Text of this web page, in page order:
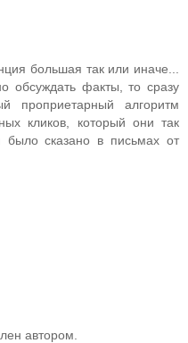
большая так или иначе...
обсуждать факты, то сразу
проприетарный алгоритм
кликов, который они так
было сказано в письмах от
автором.